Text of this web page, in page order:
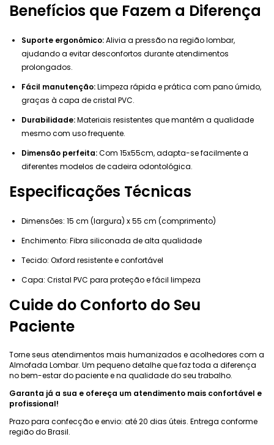
Benefícios que Fazem a Diferença
Suporte ergonômico:Alivia a pressão na região lombar,
ajudando a evitar desconfortos durante atendimentos
prolongados.
Fácil manutenção:Limpeza rápida e prática com pano úmido,
graças à capa de cristal PVC.
Durabilidade:Materiais resistentes que mantêm a qualidade
mesmo com uso frequente.
Dimensão perfeita:Com 15x55cm, adapta-se facilmente a
diferentes modelos de cadeira odontológica.
Especificações Técnicas
Dimensões: 15 cm (largura) x 55 cm (comprimento)
Enchimento: Fibra siliconada de alta qualidade
Tecido: Oxford resistente e confortável
Capa: Cristal PVC para proteção e fácil limpeza
Cuide do Conforto do Seu
Paciente
Torne seus atendimentos mais humanizados e acolhedores com a
Almofada Lombar. Um pequeno detalhe que faz toda a diferença
no bem-estar do paciente e na qualidade do seu trabalho.
Garanta já a sua e ofereça um atendimento mais confortável e
profissional!
Prazo para confecção e envio: até 20 dias úteis. Entrega conforme
região do Brasil.